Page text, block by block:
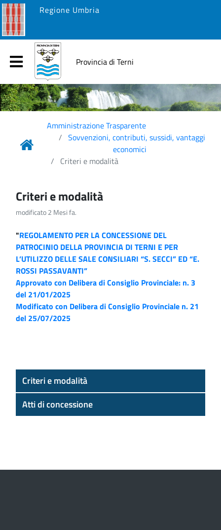
Regione Umbria
Provincia di Terni
Amministrazione Trasparente
Sovvenzioni, contributi, sussidi, vantaggi
economici
Criteri e modalità
Criteri e modalità
modificato 2 Mesi fa.
"REGOLAMENTO PER LA CONCESSIONE DEL
PATROCINIO DELLA PROVINCIA DI TERNI E PER
L’UTILIZZO DELLE SALE CONSILIARI “S. SECCI” ED “E.
ROSSI PASSAVANTI”
Approvato con Delibera di Consiglio Provinciale: n. 3
del 21/01/2025
Modificato con Delibera di Consiglio Provinciale n. 21
del 25/07/2025
Criteri e modalità
Atti di concessione